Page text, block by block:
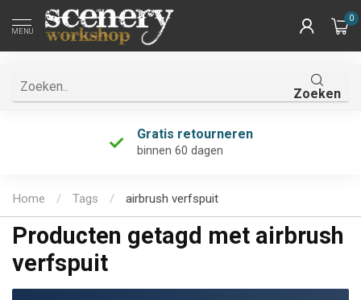
MENU
0
Zoeken
Gratis retourneren
binnen 60 dagen
Home / Tags / airbrush verfspuit
Producten getagd met airbrush
verfspuit